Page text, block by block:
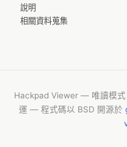
說明
相關資料蒐集
Hackpad Viewer — 唯讀模
運 — 程式碼以 BSD 開源於